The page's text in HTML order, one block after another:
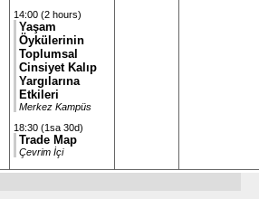
14:00 (2 hours)
Yaşam
Öykülerinin
Toplumsal
Cinsiyet Kalıp
Yargılarına
Etkileri
Merkez Kampüs
18:30 (1sa 30d)
Trade Map
Çevrim İçi